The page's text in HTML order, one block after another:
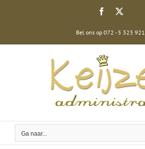
Facebook
Bel ons op 072 - 5 323 921
Ga naar...